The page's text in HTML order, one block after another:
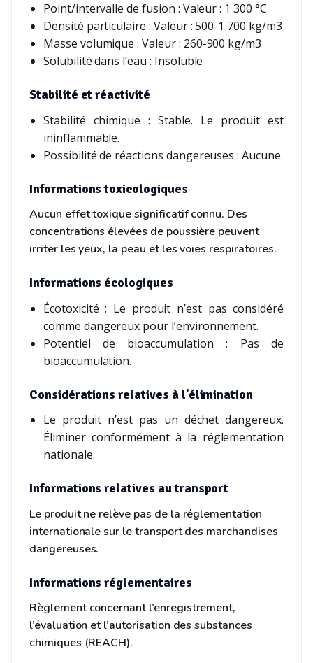
Point/intervalle de fusion : Valeur : 1 300 °C
Densité particulaire : Valeur : 500-1 700 kg/m3
Masse volumique : Valeur : 260-900 kg/m3
Solubilité dans l’eau : Insoluble
Stabilité et réactivité
Stabilité chimique : Stable. Le produit est
ininflammable.
Possibilité de réactions dangereuses : Aucune.
Informations toxicologiques
Aucun effet toxique significatif connu. Des
concentrations élevées de poussière peuvent
irriter les yeux, la peau et les voies respiratoires.
Informations écologiques
Écotoxicité : Le produit n’est pas considéré
comme dangereux pour l’environnement.
Potentiel de bioaccumulation : Pas de
bioaccumulation.
Considérations relatives à l’élimination
Le produit n’est pas un déchet dangereux.
Éliminer conformément à la réglementation
nationale.
Informations relatives au transport
Le produit ne relève pas de la réglementation
internationale sur le transport des marchandises
dangereuses.
Informations réglementaires
Règlement concernant l’enregistrement,
l’évaluation et l’autorisation des substances
chimiques (REACH).